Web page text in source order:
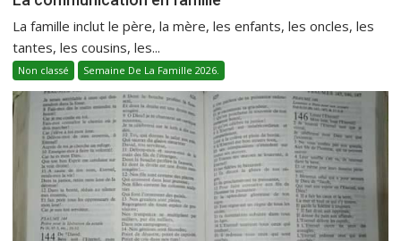
La famille inclut le père, la mère, les enfants, les oncles, les
tantes, les cousins, les...
Non classé Semaine De La Famille 2026.